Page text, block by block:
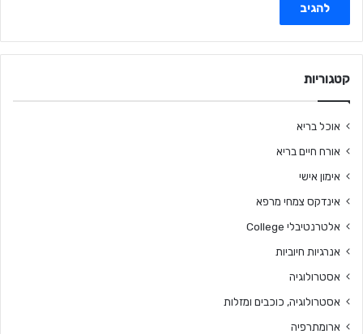
קטגוריות
אוכל בריא
אורח חיים בריא
אימון אישי
אינדקס צמחי מרפא
אלטרנטיבלי College
אנרגיות חיוביות
אסטרולוגיה
אסטרולוגיה, כוכבים ומזלות
ארומתרפיה